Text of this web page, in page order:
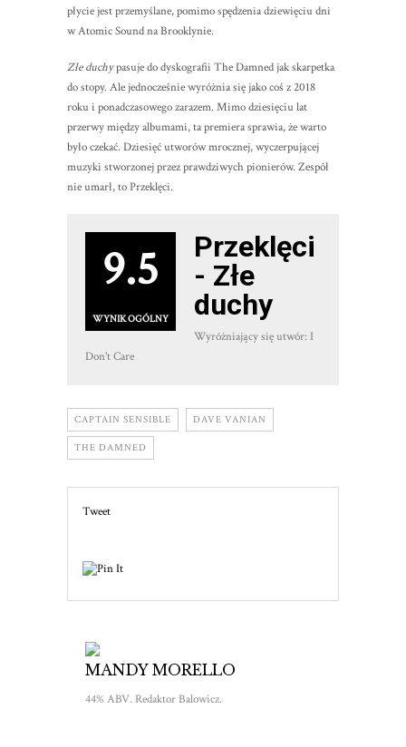
płycie jest przemyślane, pomimo spędzenia dziewięciu dni
w Atomic Sound na Brooklynie.
Złe duchypasuje do dyskografii The Damned jak skarpetka
do stopy. Ale jednocześnie wyróżnia się jako coś z 2018
roku i ponadczasowego zarazem. Mimo dziesięciu lat
przerwy między albumami, ta premiera sprawia, że warto
było czekać. Dziesięć utworów mrocznej, wyczerpującej
muzyki stworzonej przez prawdziwych pionierów. Zespół
nie umarł, to Przeklęci.
9.5
WYNIK OGÓLNY
Przeklęci
- Złe
duchy
Wyróżniający się utwór: I
Don't Care
CAPTAIN SENSIBLE DAVE VANIAN
THE DAMNED
Tweet
MANDY MORELLO
44% ABV. Redaktor Balowicz.